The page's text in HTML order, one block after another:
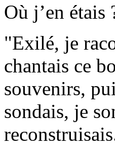
Où j’en étais
"Exilé, je
chantais ce
souvenirs,
sondais, je